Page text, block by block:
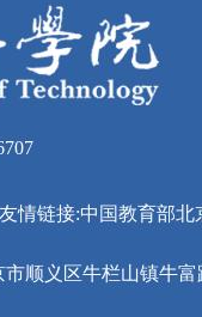
友情链接:中国教育部北
市顺义区牛栏山镇牛富